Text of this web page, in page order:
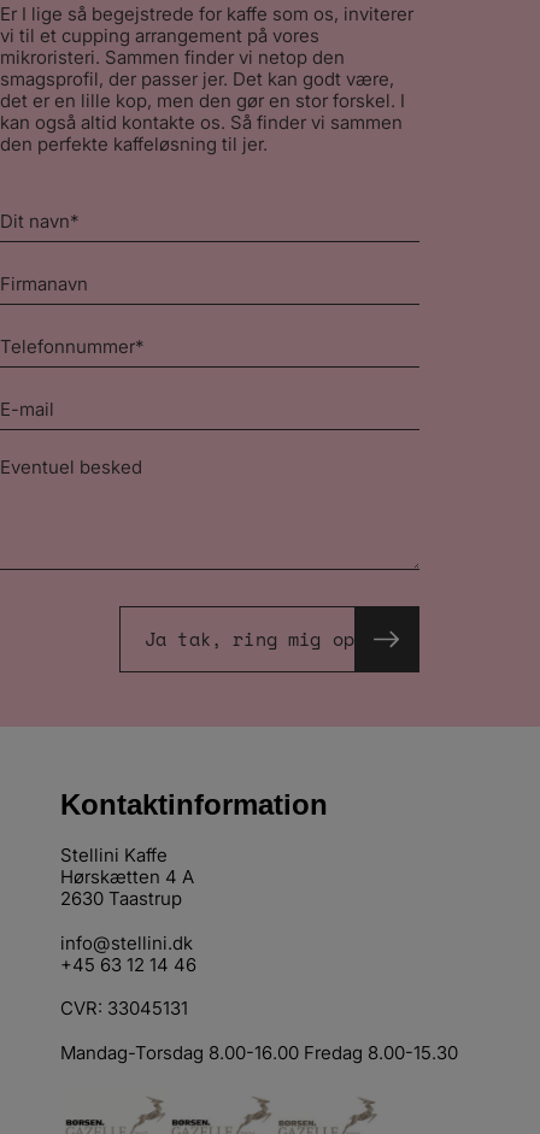
Er I lige så begejstrede for kaffe som os, inviterer
vi til et cupping arrangement på vores
mikroristeri. Sammen finder vi netop den
smagsprofil, der passer jer. Det kan godt være,
det er en lille kop, men den gør en stor forskel. I
kan også altid kontakte os. Så finder vi sammen
den perfekte kaffeløsning til jer.
Dit
navn
Firmanavn
Telefonnummer
*
E-
mail
Besked
Ja tak, ring mig op
Kontaktinformation
Stellini Kaffe
Hørskætten 4 A
2630 Taastrup
info@stellini.dk
+45 63 12 14 46
CVR: 33045131
Mandag-Torsdag 8.00-16.00 Fredag 8.00-15.30